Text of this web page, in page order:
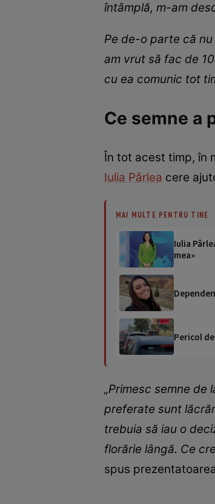
întâmplă, m-am
Pe de-o parte că
am vrut să fac de
cu ea comunic tot
Ce semne a
În tot acest timp, în
Iulia Pârlea cere
MAI MULTE PENTRU TINE
Iulia
mea»
Pericol
„Primesc semne de
preferate sunt
trebuia să iau o
florărie lângă. Ce
spus